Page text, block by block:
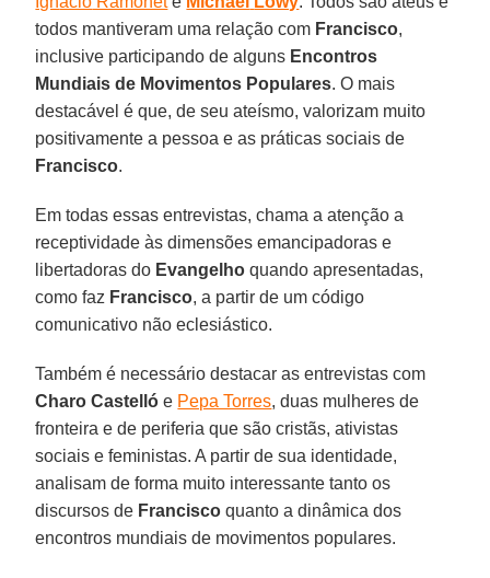
todos mantiveram uma relação com Francisco,
inclusive participando de alguns Encontros
Mundiais de Movimentos Populares. O mais
destacável é que, de seu ateísmo, valorizam muito
positivamente a pessoa e as práticas sociais de
Francisco.
Em todas essas entrevistas, chama a atenção a
receptividade às dimensões emancipadoras e
libertadoras do Evangelho quando apresentadas,
como faz Francisco, a partir de um código
comunicativo não eclesiástico.
Também é necessário destacar as entrevistas com
Charo Castelló e Pepa Torres, duas mulheres de
fronteira e de periferia que são cristãs, ativistas
sociais e feministas. A partir de sua identidade,
analisam de forma muito interessante tanto os
discursos de Francisco quanto a dinâmica dos
encontros mundiais de movimentos populares.